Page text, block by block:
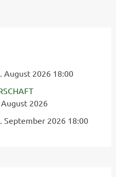
August 2026 18:00
2026
September 2026 18:00